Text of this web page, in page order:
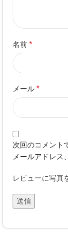
名前 *
メール *
次回のコメント
メールアドレス
レビューに写真